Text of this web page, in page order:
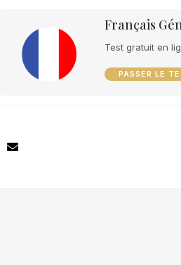
Français
Test gratuit en
PASSER LE